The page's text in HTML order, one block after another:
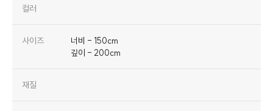
컬러
사이즈
너비 - 150cm
깊이 - 200cm
재질